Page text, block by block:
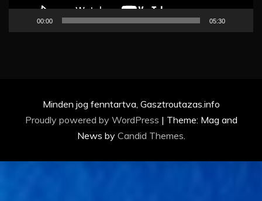
00:00 05:30
Minden jog fenntartva, Gasztroutazas.info
Proudly powered by WordPress | Theme: Mag and
News by Candid Themes.